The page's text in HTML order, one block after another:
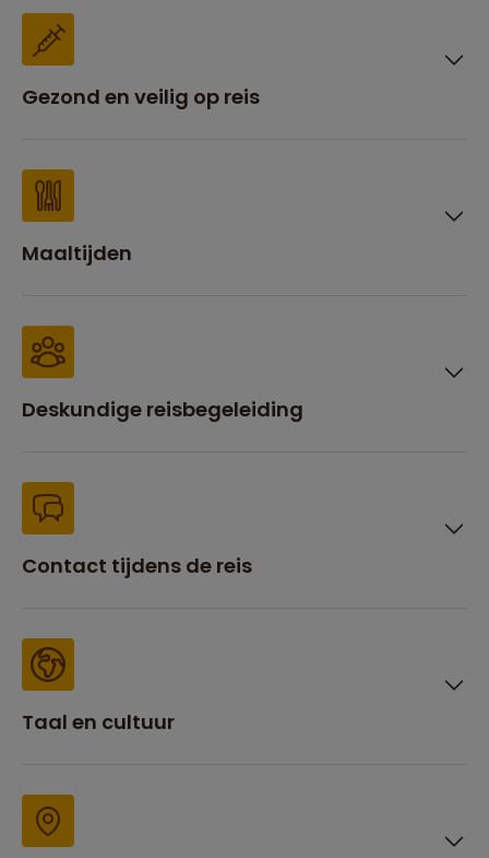
Gezond en veilig op reis
Maaltijden
Deskundige reisbegeleiding
Contact tijdens de reis
Taal en cultuur